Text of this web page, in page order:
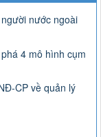
nước ngoài
4 mô hình cụm
CP về quản lý